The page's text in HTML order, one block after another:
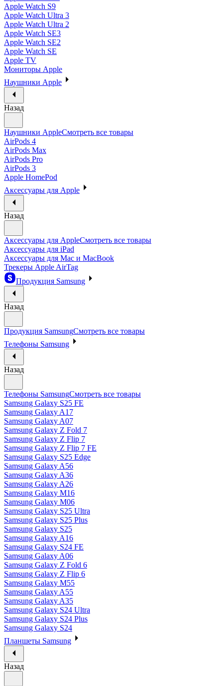
Apple Watch S9
Apple Watch Ultra 3
Apple Watch Ultra 2
Apple Watch SE3
Apple Watch SE2
Apple Watch SE
Apple TV
Мониторы Apple
Наушники Apple
Назад
Наушники AppleСмотреть все товары
AirPods 4
AirPods Max
AirPods Pro
AirPods 3
Apple HomePod
Аксессуары для Apple
Назад
Аксессуары для AppleСмотреть все товары
Аксессуары для iPad
Аксессуары для Mac и MacBook
Трекеры Apple AirTag
Продукция Samsung
Назад
Продукция SamsungСмотреть все товары
Телефоны Samsung
Назад
Телефоны SamsungСмотреть все товары
Samsung Galaxy S25 FE
Samsung Galaxy A17
Samsung Galaxy A07
Samsung Galaxy Z Fold 7
Samsung Galaxy Z Flip 7
Samsung Galaxy Z Flip 7 FE
Samsung Galaxy S25 Edge
Samsung Galaxy A56
Samsung Galaxy A36
Samsung Galaxy A26
Samsung Galaxy M16
Samsung Galaxy M06
Samsung Galaxy S25 Ultra
Samsung Galaxy S25 Plus
Samsung Galaxy S25
Samsung Galaxy A16
Samsung Galaxy S24 FE
Samsung Galaxy A06
Samsung Galaxy Z Fold 6
Samsung Galaxy Z Flip 6
Samsung Galaxy M55
Samsung Galaxy A55
Samsung Galaxy A35
Samsung Galaxy S24 Ultra
Samsung Galaxy S24 Plus
Samsung Galaxy S24
Планшеты Samsung
Назад